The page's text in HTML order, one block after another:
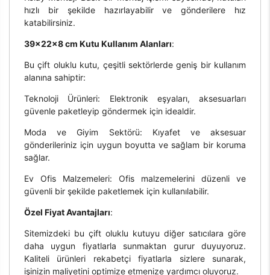
hızlı bir şekilde hazırlayabilir ve gönderilere hız
katabilirsiniz.
39x22x8 cm Kutu Kullanım Alanları:
Bu çift oluklu kutu, çeşitli sektörlerde geniş bir kullanım
alanına sahiptir:
Teknoloji Ürünleri: Elektronik eşyaları, aksesuarları
güvenle paketleyip göndermek için idealdir.
Moda ve Giyim Sektörü: Kıyafet ve aksesuar
gönderileriniz için uygun boyutta ve sağlam bir koruma
sağlar.
Ev Ofis Malzemeleri: Ofis malzemelerini düzenli ve
güvenli bir şekilde paketlemek için kullanılabilir.
Özel Fiyat Avantajları:
Sitemizdeki bu çift oluklu kutuyu diğer satıcılara göre
daha uygun fiyatlarla sunmaktan gurur duyuyoruz.
Kaliteli ürünleri rekabetçi fiyatlarla sizlere sunarak,
işinizin maliyetini optimize etmenize yardımcı oluyoruz.